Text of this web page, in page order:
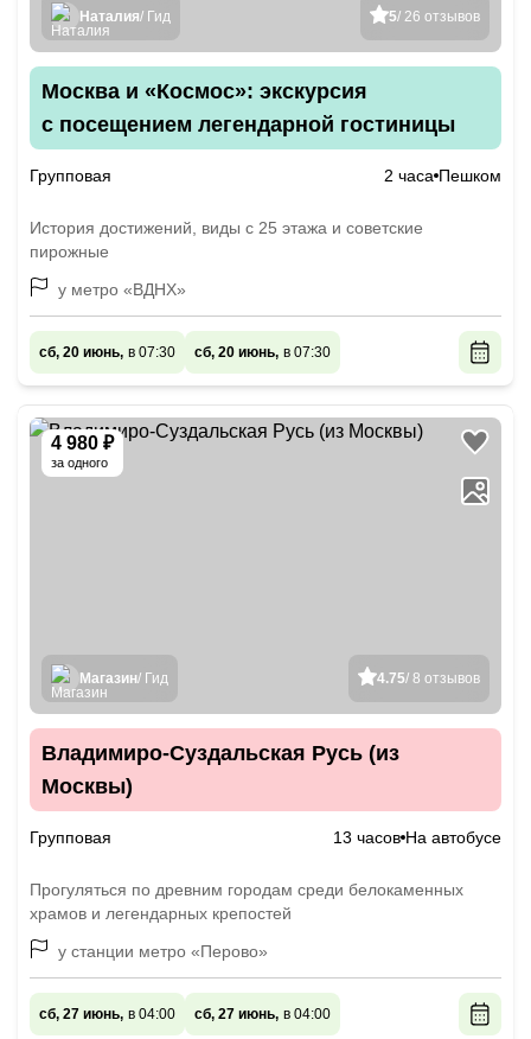
5/ 26 отзывов
Наталия/ Гид
Москва и «Космос»: экскурсия
с посещением легендарной гостиницы
Групповая 2 часа Пешком
История достижений, виды с 25 этажа и советские
пирожные
у метро «ВДНХ»
сб, 20 июнь, в 07:30 сб, 20 июнь, в 07:30
4 980 ₽
за одного
4.75/ 8 отзывов
Магазин/ Гид
Владимиро-Суздальская Русь (из
Москвы)
Групповая 13 часов На автобусе
Прогуляться по древним городам среди белокаменных
храмов и легендарных крепостей
у станции метро «Перово»
сб, 27 июнь, в 04:00 сб, 27 июнь, в 04:00